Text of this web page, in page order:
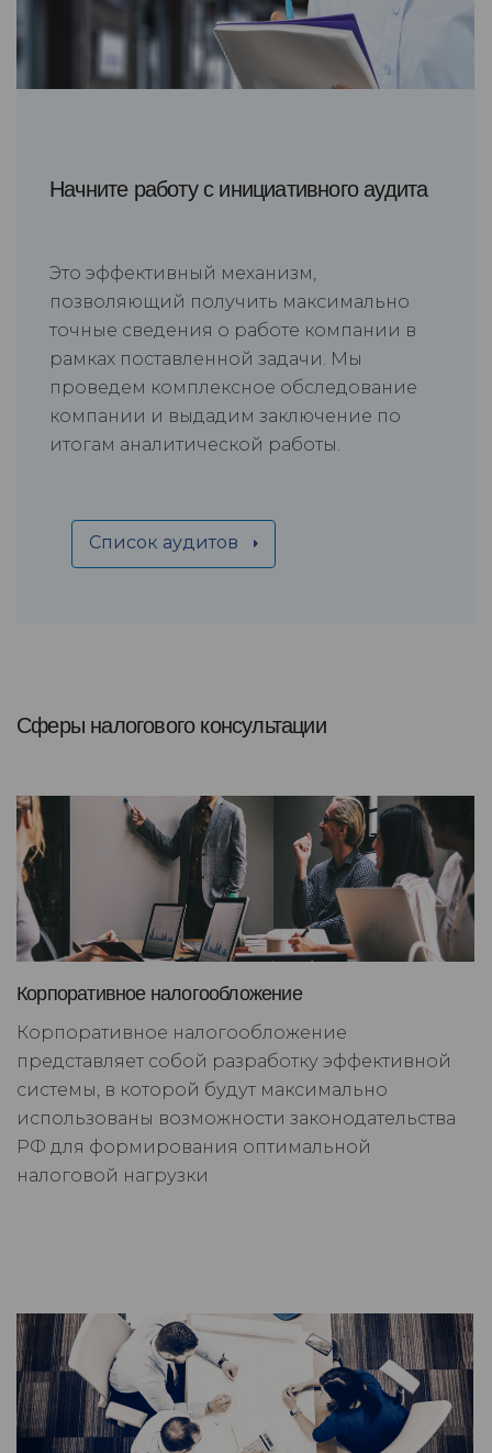
Начните работу с инициативного аудита
Это эффективный механизм,
позволяющий получить максимально
точные сведения о работе компании в
рамках поставленной задачи. Мы
проведем комплексное обследование
компании и выдадим заключение по
итогам аналитической работы.
Список аудитов
Сферы налогового консультации
Корпоративное налогообложение
Корпоративное налогообложение
представляет собой разработку эффективной
системы, в которой будут максимально
использованы возможности законодательства
РФ для формирования оптимальной
налоговой нагрузки